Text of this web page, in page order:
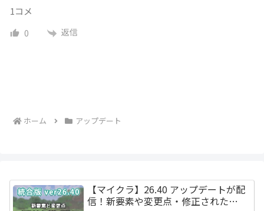
1コメ
0 返信
ホーム アップデート
【マイクラ】26.40 アップデートが配
信！新要素や変更点・修正された…